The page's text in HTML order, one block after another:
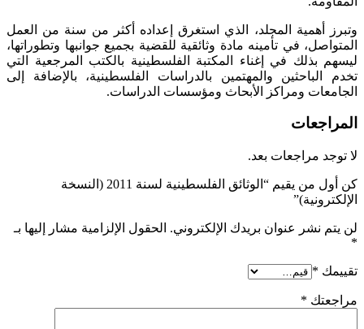
وتبرز أهمية المجلد، الذي استغرق إعداده أكثر من سنة من العمل
المتواصل، في تأمينه مادة وثائقية للقضية بجميع جوانبها وتطوراتها،
ليسهم بذلك في إغناء المكتبة الفلسطينية بالكتب المرجعية التي
تخدم الباحثين والمهتمين بالدراسات الفلسطينية، بالإضافة إلى
الجامعات ومراكز الأبحاث ومؤسسات الدراسات.
المراجعات
لا توجد مراجعات بعد.
كن أول من يقيم “الوثائق الفلسطينية لسنة 2011 (النسخة
الإلكترونية)”
لن يتم نشر عنوان بريدك الإلكتروني. الحقول الإلزامية مشار إليها بـ
*
تقييمك *
مراجعتك *